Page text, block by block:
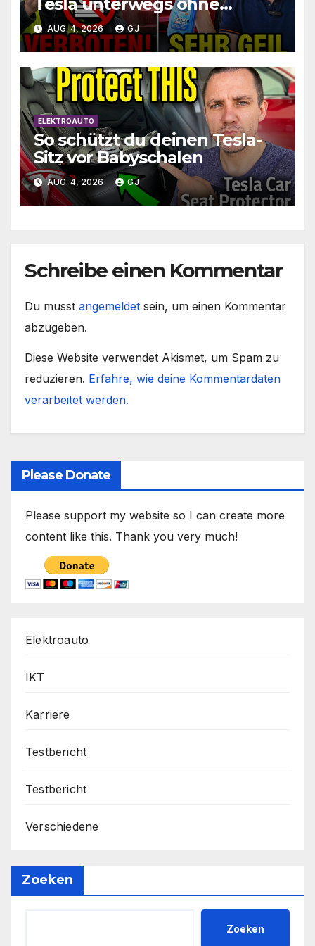
Wasser zu waschen und zu
schützen
AUG. 4, 2026 GJ
ELEKTROAUTO
So schützt du deinen Tesla-
Sitz vor Babyschalen
AUG. 4, 2026 GJ
Schreibe einen Kommentar
Du musst angemeldet sein, um einen Kommentar
abzugeben.
Diese Website verwendet Akismet, um Spam zu
reduzieren. Erfahre, wie deine Kommentardaten
verarbeitet werden.
Please Donate
Please support my website so I can create more
content like this. Thank you very much!
Elektroauto
IKT
Karriere
Testbericht
Testbericht
Verschiedene
Zoeken
Zoeken